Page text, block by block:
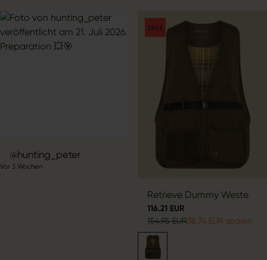
Beitrag
veröffentlicht
hunting_peter
Vor 3 Wochen
SALE
Retrieve Dummy Weste
116.21 EUR
154.95 EUR38.74 EUR sparen